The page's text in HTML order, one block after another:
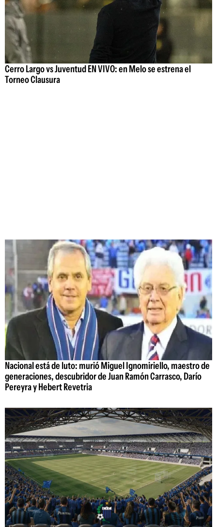
Cerro Largo vs Juventud EN VIVO: en Melo se estrena el
Torneo Clausura
Nacional está de luto: murió Miguel Ignomiriello, maestro de
generaciones, descubridor de Juan Ramón Carrasco, Darío
Pereyra y Hebert Revetria